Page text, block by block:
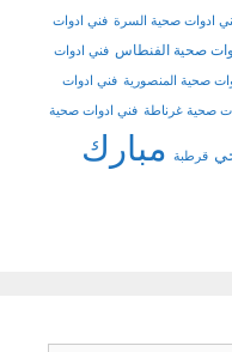
ادوات صحية السرة فني ادوات
صحية الفنطاس فني ادوات
صحية المنصورية فني ادوات
صحية غرناطة فني ادوات صحية
قرطبة مبارك